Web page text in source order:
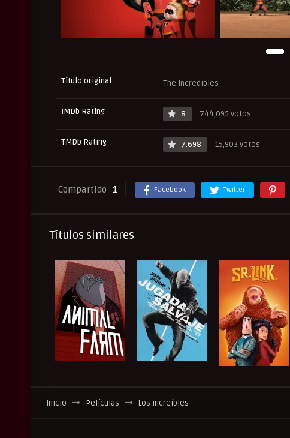
Título original The Incredibles
IMDb Rating 8 744,095 votos
TMDb Rating 7.698 15,903 votos
Compartido 1 Facebook Twitter
Títulos similares
Inicio Películas Los increíbles